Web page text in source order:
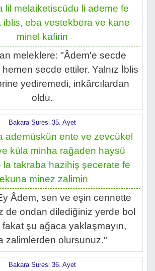
lil melaiketiscüdu li ademe fe
iblis, eba vestekbera ve kane
minel kafirin
meleklere: "Âdem'e secde
secde ettiler. Yalnız İblis
yediremedi, inkârcılardan
oldu.
Bakara Suresi 35. Ayet
ademüskün ente ve zevcükel
küla minha rağaden haysü
la takraba hazihiş şecerate fe
minez zalimin
Âdem, sen ve eşin cennette
de ondan dilediğiniz yerde bol
şu ağaca yaklaşmayın,
zalimlerden olursunuz."
Bakara Suresi 36. Ayet